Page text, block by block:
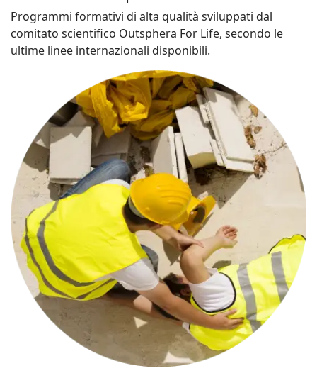
Programmi formativi di alta qualità sviluppati dal
comitato scientifico Outsphera For Life, secondo le
ultime linee internazionali disponibili.